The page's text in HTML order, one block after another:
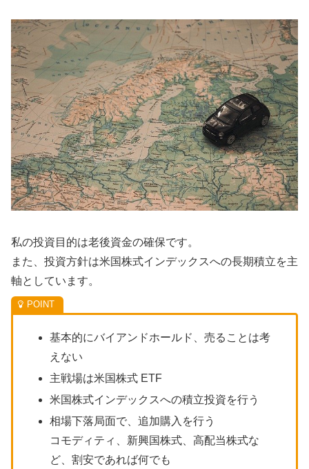
私の投資目的は老後資金の確保です。
また、投資方針は米国株式インデックスへの長期積立を主
軸としています。
基本的にバイアンドホールド、売ることは考
えない
主戦場は米国株式 ETF
米国株式インデックスへの積立投資を行う
相場下落局面で、追加購入を行う
コモディティ、新興国株式、高配当株式な
ど、割安であれば何でも